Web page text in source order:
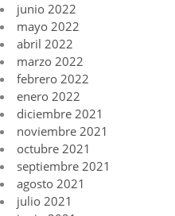
junio 2022
mayo 2022
abril 2022
marzo 2022
febrero 2022
enero 2022
diciembre 2021
noviembre 2021
octubre 2021
septiembre 2021
agosto 2021
julio 2021